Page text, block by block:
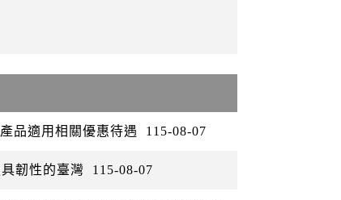
品適用相關優惠待遇 115-08-07
韌性的臺灣 115-08-07